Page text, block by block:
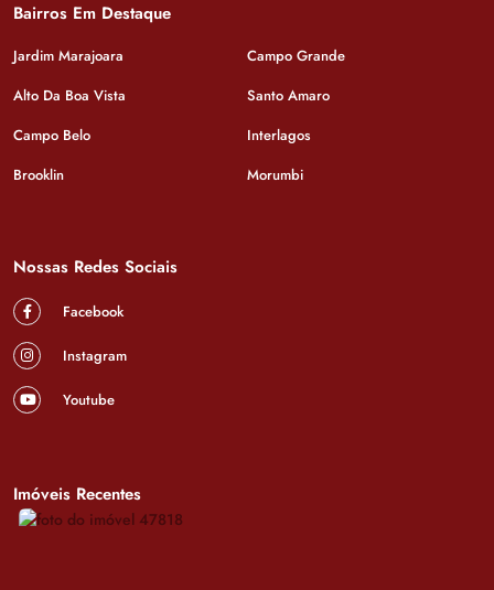
Bairros Em Destaque
Jardim Marajoara
Campo Grande
Alto Da Boa Vista
Santo Amaro
Campo Belo
Interlagos
Brooklin
Morumbi
Nossas Redes Sociais
Facebook
Instagram
Youtube
Imóveis Recentes